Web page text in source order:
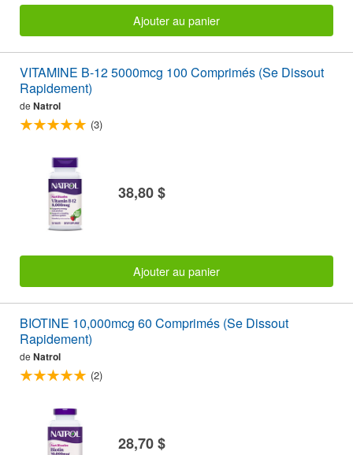
Ajouter au panier
VITAMINE B-12 5000mcg 100 Comprimés (Se Dissout
Rapidement)
de Natrol
(3)
38,80 $
Ajouter au panier
BIOTINE 10,000mcg 60 Comprimés (Se Dissout
Rapidement)
de Natrol
(2)
28,70 $